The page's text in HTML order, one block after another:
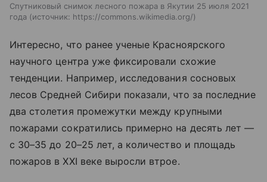
Спутниковый снимок лесного пожара в Якутии 25 июля 2021
года
источник: https://commons.wikimedia.org/
Интересно, что ранее ученые Красноярского
научного центра уже фиксировали схожие
тенденции. Например, исследования сосновых
лесов Средней Сибири показали, что за последние
два столетия промежутки между крупными
пожарами сократились примерно на десять лет —
с 30–35 до 20–25 лет, а количество и площадь
пожаров в XXI веке выросли втрое.